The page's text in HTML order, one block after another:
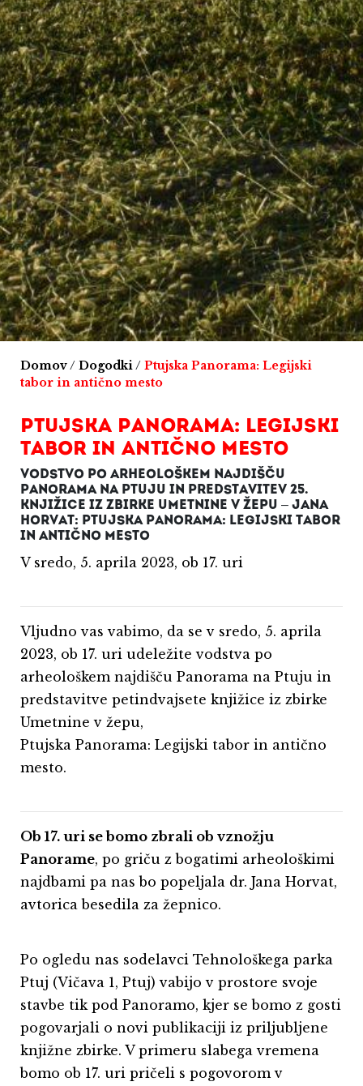
Domov/ Dogodki/ Ptujska Panorama: Legijski
tabor in antično mesto
PTUJSKA PANORAMA: LEGIJSKI
TABOR IN ANTIČNO MESTO
VODSTVO PO ARHEOLOŠKEM NAJDIŠČU
PANORAMA NA PTUJU IN PREDSTAVITEV 25.
KNJIŽICE IZ ZBIRKE UMETNINE V ŽEPU – JANA
HORVAT: PTUJSKA PANORAMA: LEGIJSKI TABOR
IN ANTIČNO MESTO
V sredo, 5. aprila 2023, ob 17. uri
Vljudno vas vabimo, da se v sredo, 5. aprila
2023, ob 17. uri udeležite vodstva po
arheološkem najdišču Panorama na Ptuju in
predstavitve petindvajsete knjižice iz zbirke
Umetnine v žepu,
Ptujska Panorama: Legijski tabor in antično
mesto.
Ob 17. uri se bomo zbrali ob vznožju
Panorame, po griču z bogatimi arheološkimi
najdbami pa nas bo popeljala dr. Jana Horvat,
avtorica besedila za žepnico.
Po ogledu nas sodelavci Tehnološkega parka
Ptuj (Vičava 1, Ptuj) vabijo v prostore svoje
stavbe tik pod Panoramo, kjer se bomo z gosti
pogovarjali o novi publikaciji iz priljubljene
knjižne zbirke. V primeru slabega vremena
bomo ob 17. uri pričeli s pogovorom v